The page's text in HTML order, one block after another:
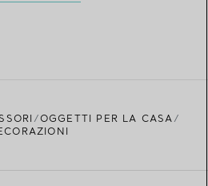
OGGETTI PER LA CASA